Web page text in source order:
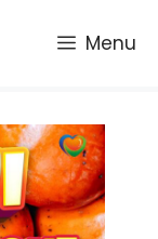
Menu